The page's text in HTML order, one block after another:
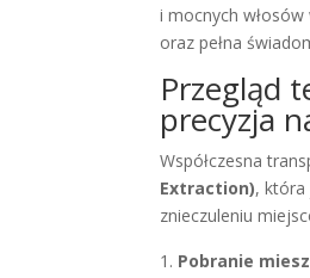
i mocnych
oraz pełna
Przegląd
precyzja
Współczesna
Extraction), która
znieczuleniu
Pobranie